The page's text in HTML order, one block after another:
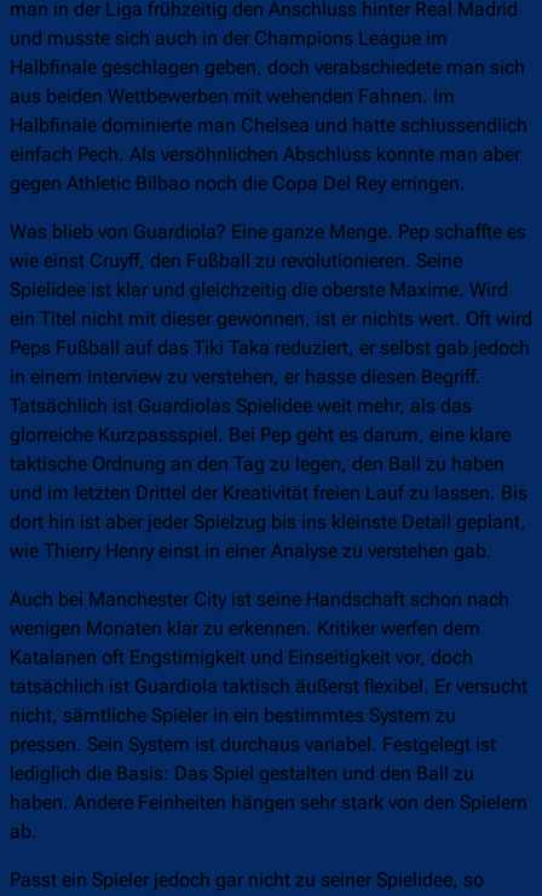
man in der Liga frühzeitig den Anschluss hinter Real Madrid
und musste sich auch in der Champions League im
Halbfinale geschlagen geben, doch verabschiedete man sich
aus beiden Wettbewerben mit wehenden Fahnen. Im
Halbfinale dominierte man Chelsea und hatte schlussendlich
einfach Pech. Als versöhnlichen Abschluss konnte man aber
gegen Athletic Bilbao noch die Copa Del Rey erringen.
Was blieb von Guardiola? Eine ganze Menge. Pep schaffte es
wie einst Cruyff, den Fußball zu revolutionieren. Seine
Spielidee ist klar und gleichzeitig die oberste Maxime. Wird
ein Titel nicht mit dieser gewonnen, ist er nichts wert. Oft wird
Peps Fußball auf das Tiki Taka reduziert, er selbst gab jedoch
in einem Interview zu verstehen, er hasse diesen Begriff.
Tatsächlich ist Guardiolas Spielidee weit mehr, als das
glorreiche Kurzpassspiel. Bei Pep geht es darum, eine klare
taktische Ordnung an den Tag zu legen, den Ball zu haben
und im letzten Drittel der Kreativität freien Lauf zu lassen. Bis
dort hin ist aber jeder Spielzug bis ins kleinste Detail geplant,
wie Thierry Henry einst in einer Analyse zu verstehen gab.
Auch bei Manchester City ist seine Handschaft schon nach
wenigen Monaten klar zu erkennen. Kritiker werfen dem
Katalanen oft Engstirnigkeit und Einseitigkeit vor, doch
tatsächlich ist Guardiola taktisch äußerst flexibel. Er versucht
nicht, sämtliche Spieler in ein bestimmtes System zu
pressen. Sein System ist durchaus variabel. Festgelegt ist
lediglich die Basis: Das Spiel gestalten und den Ball zu
haben. Andere Feinheiten hängen sehr stark von den Spielern
ab.
Passt ein Spieler jedoch gar nicht zu seiner Spielidee, so